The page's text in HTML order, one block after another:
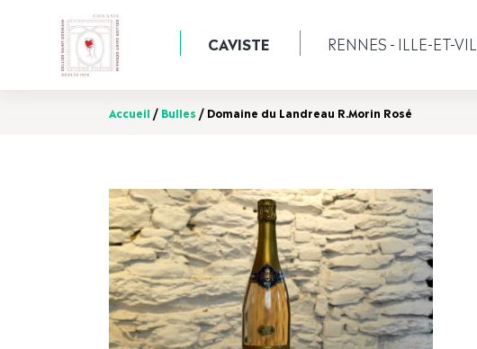
CAVISTE RENNES - ILLE-ET-
Accueil / Bulles / Domaine du Landreau R.Morin Rosé